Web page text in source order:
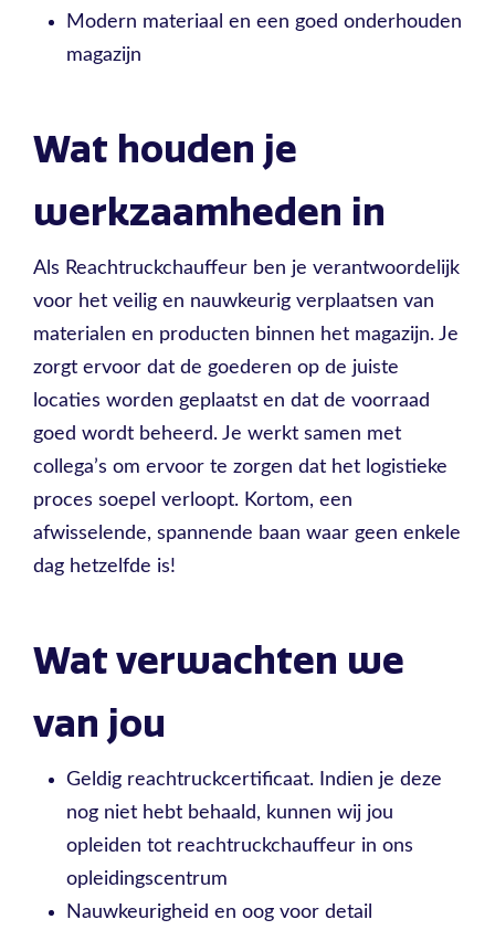
Modern materiaal en een goed onderhouden
magazijn
Wat houden je
werkzaamheden in
Als Reachtruckchauffeur ben je verantwoordelijk
voor het veilig en nauwkeurig verplaatsen van
materialen en producten binnen het magazijn. Je
zorgt ervoor dat de goederen op de juiste
locaties worden geplaatst en dat de voorraad
goed wordt beheerd. Je werkt samen met
collega’s om ervoor te zorgen dat het logistieke
proces soepel verloopt. Kortom, een
afwisselende, spannende baan waar geen enkele
dag hetzelfde is!
Wat verwachten we
van jou
Geldig reachtruckcertificaat. Indien je deze
nog niet hebt behaald, kunnen wij jou
opleiden tot reachtruckchauffeur in ons
opleidingscentrum
Nauwkeurigheid en oog voor detail